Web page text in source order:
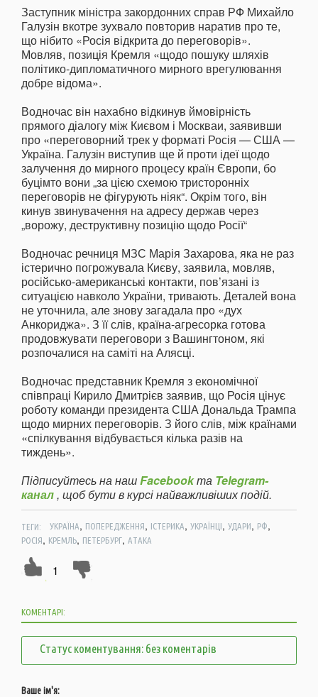
Заступник міністра закордонних справ РФ Михайло
Галузін вкотре зухвало повторив наратив про те,
що нібито «Росія відкрита до переговорів».
Мовляв, позиція Кремля «щодо пошуку шляхів
політико-дипломатичного мирного врегулювання
добре відома».
Водночас він нахабно відкинув ймовірність
прямого діалогу між Києвом і Москваи, заявивши
про «переговорний трек у форматі Росія — США —
Україна. Галузін виступив ще й проти ідеї щодо
залучення до мирного процесу країн Європи, бо
буцімто вони „за цією схемою тристоронніх
переговорів не фігурують ніяк“. Окрім того, він
кинув звинувачення на адресу держав через
„ворожу, деструктивну позицію щодо Росії“
Водночас речниця МЗС Марія Захарова, яка не раз
істерично погрожувала Києву, заявила, мовляв,
російсько-американські контакти, пов’язані із
ситуацією навколо України, тривають. Деталей вона
не уточнила, але знову загадала про «дух
Анкориджа». З її слів, країна-агресорка готова
продовжувати переговори з Вашингтоном, які
розпочалися на саміті на Алясці.
Водночас представник Кремля з економічної
співпраці Кирило Дмитрієв заявив, що Росія цінує
роботу команди президента США Дональда Трампа
щодо мирних переговорів. З його слів, між країнами
«спілкування відбувається кілька разів на
тиждень».
Підписуйтесь на нашFacebookта Telegram-
канал, щоб бути в курсі найважливіших подій.
ТЕГИ: УКРАЇНА, ПОПЕРЕДЖЕННЯ, ІСТЕРИКА, УКРАЇНЦІ, УДАРИ, РФ,
РОСІЯ, КРЕМЛЬ, ПЕТЕРБУРГ, АТАКА
1
КОМЕНТАРІ:
Статус коментування: без коментарів
Ваше ім'я: